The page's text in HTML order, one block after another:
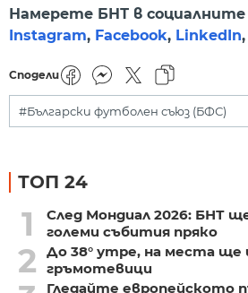
Намерете БНТ в
Instagram, Facebook, LinkedIn,
Сподели
#Български футболен съюз (БФС)
ТОП 24
1
След Мондиал 2026: БНТ
големи събития пряко
2
До 38° утре, на места ще
гръмотевици
Гледайте европейското